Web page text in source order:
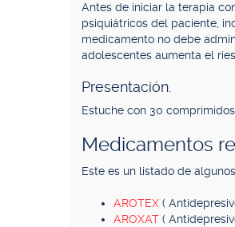
Antes de iniciar la terapia
psiquiátricos del paciente,
medicamento no debe
adolescentes aumenta el
Presentación.
Estuche con 30
Medicamentos
Este es un listado de
AROTEX (
AROXAT (